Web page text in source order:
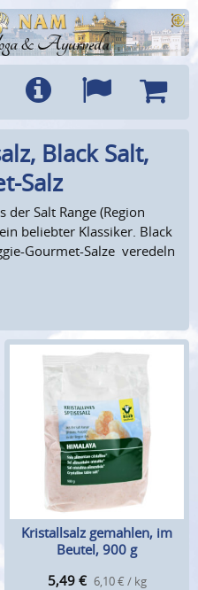
& Ayurveda
Info Sprachen
Black Salt,
Salz
der Salt Range (Region
beliebter Klassiker. Black
Gourmet-Salze veredeln
Kristallsalz gemahlen, im
Beutel, 900 g
5,49 € 6,10 € / kg